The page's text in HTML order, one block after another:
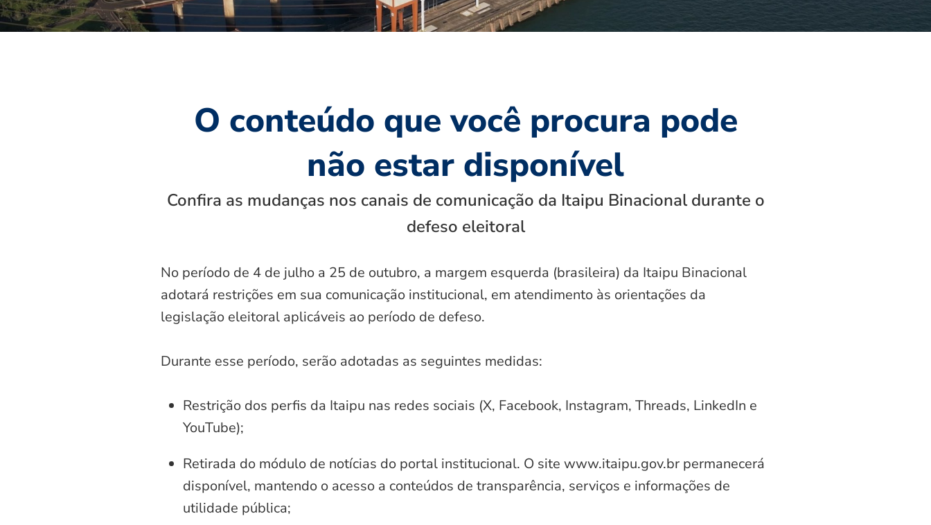
O conteúdo que você procura pode
não estar disponível
Confira as mudanças nos canais de comunicação da Itaipu Binacional durante o
defeso eleitoral
No período de 4 de julho a 25 de outubro, a margem esquerda (brasileira) da Itaipu Binacional
adotará restrições em sua comunicação institucional, em atendimento às orientações da
legislação eleitoral aplicáveis ao período de defeso.
Durante esse período, serão adotadas as seguintes medidas:
Restrição dos perfis da Itaipu nas redes sociais (X, Facebook, Instagram, Threads, LinkedIn e
YouTube);
Retirada do módulo de notícias do portal institucional. O site www.itaipu.gov.br permanecerá
disponível, mantendo o acesso a conteúdos de transparência, serviços e informações de
utilidade pública;